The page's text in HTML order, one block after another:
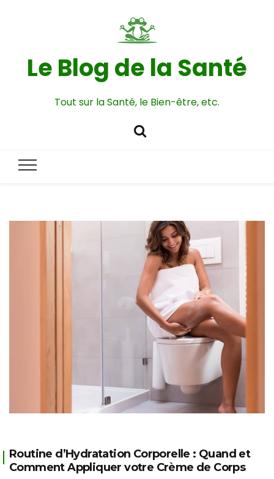
Le Blog de la Santé
Tout sur la Santé, le Bien-être, etc.
Routine d’Hydratation Corporelle : Quand et
Comment Appliquer votre Crème de Corps